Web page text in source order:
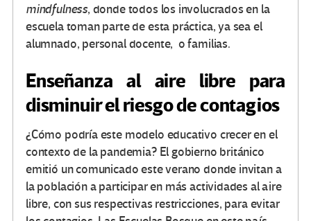
mindfulness, donde todos los involucrados en la
escuela toman parte de esta práctica, ya sea el
alumnado, personal docente, o familias.
Enseñanza al aire libre para
disminuir el riesgo de contagios
¿Cómo podría este modelo educativo crecer en el
contexto de la pandemia? El gobierno británico
emitió un comunicado este verano donde invitan a
la población a participar en más actividades al aire
libre, con sus respectivas restricciones, para evitar